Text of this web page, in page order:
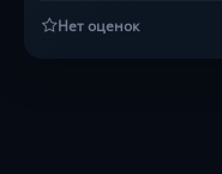
Нет оценок